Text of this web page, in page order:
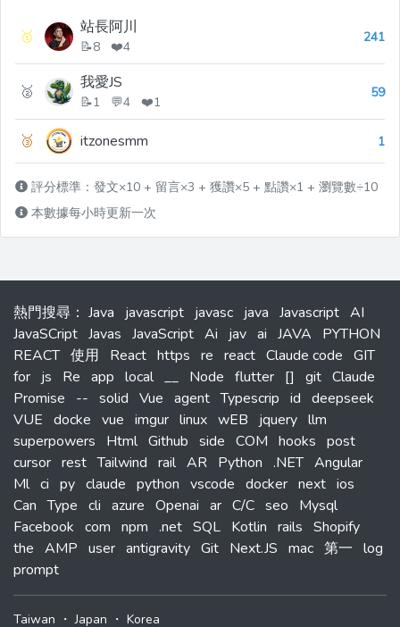
🥇 站長阿川
📝8 ❤️4
241
🥈 我愛JS
📝1 💬4 ❤️1
59
🥉 itzonesmm 1
評分標準：發文×10 + 留言×3 + 獲讚×5 + 點讚×1 + 瀏覽數÷10
本數據每小時更新一次
熱門搜尋 ： Java javascript javasc java Javascript AI
JavaSCript Javas JavaScript Ai jav ai JAVA
PYTHON
REACT 使用 React https re react Claude code GIT
for js Re app local __ Node flutter [] git Claude
Promise
-- solid Vue agent Typescrip id deepseek
VUE docke vue imgur linux wEB jquery llm
superpowers
Html Github side COM hooks post
cursor rest Tailwind rail AR Python .NET Angular
Ml ci py claude python vscode docker next ios
Can Type cli azure Openai ar C/C seo
Mysql
Facebook com npm .net SQL Kotlin rails Shopify
the AMP user antigravity Git Next.JS mac 第一 log
prompt
Taiwan ・Japan ・ Korea